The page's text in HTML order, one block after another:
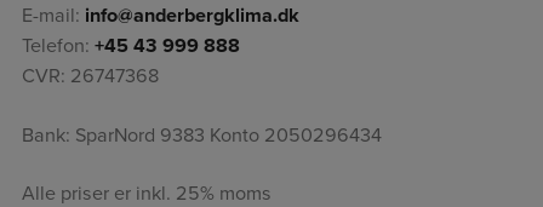
E-mail: info@anderbergklima.dk
Telefon: +45 43 999 888
CVR: 26747368
Bank: SparNord 9383 Konto 2050296434
Alle priser er inkl. 25% moms